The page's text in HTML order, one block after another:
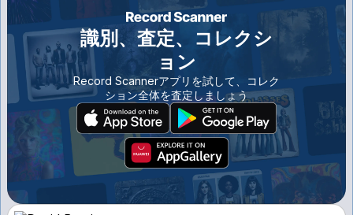
識別、査定、コレクシ
ョン
Record Scannerアプリを試して、コレク
ション全体を査定しましょう